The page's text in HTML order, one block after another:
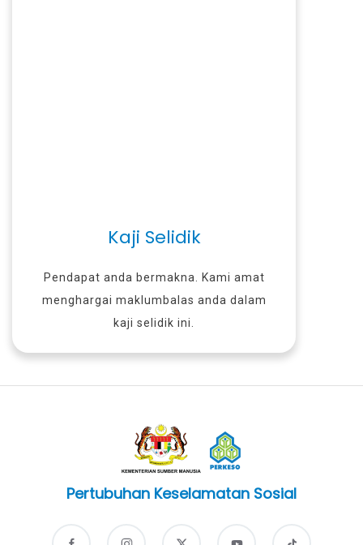
Kaji Selidik
Pendapat anda bermakna. Kami amat
menghargai maklumbalas anda dalam
kaji selidik ini.
Pertubuhan Keselamatan Sosial